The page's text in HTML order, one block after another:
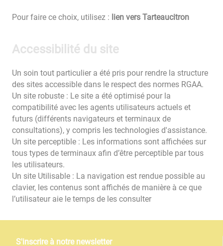
Pour faire ce choix, utilisez : lien vers Tarteaucitron
Accessibilité du site
Un soin tout particulier a été pris pour rendre la structure
des sites accessible dans le respect des normes RGAA.
Un site robuste : Le site a été optimisé pour la
compatibilité avec les agents utilisateurs actuels et
futurs (différents navigateurs et terminaux de
consultations), y compris les technologies d'assistance.
Un site perceptible : Les informations sont affichées sur
tous types de terminaux afin d’être perceptible par tous
les utilisateurs.
Un site Utilisable : La navigation est rendue possible au
clavier, les contenus sont affichés de manière à ce que
l’utilisateur aie le temps de les consulter
S'inscrire à notre newsletter